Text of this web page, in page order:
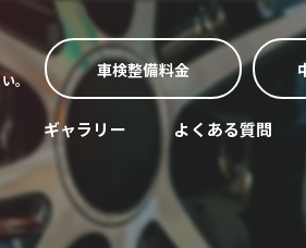
。 車検整備料金
ギャラリー よくある質問